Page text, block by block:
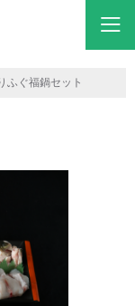
ぐ福鍋セット